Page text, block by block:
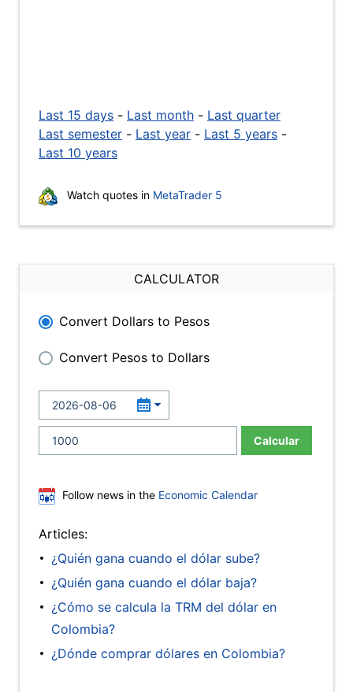
Last 15 days - Last month - Last quarter
Last semester - Last year - Last 5 years -
Last 10 years
Watch quotes in MetaTrader 5
CALCULATOR
Convert Dollars to Pesos
Convert Pesos to Dollars
Calcular
Follow news in the Economic Calendar
Articles:
¿Quién gana cuando el dólar sube?
¿Quién gana cuando el dólar baja?
¿Cómo se calcula la TRM del dólar en
Colombia?
¿Dónde comprar dólares en Colombia?